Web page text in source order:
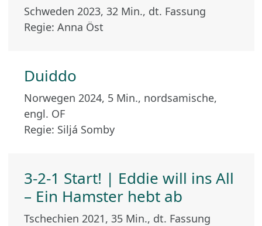
Schweden 2023, 32 Min., dt. Fassung
Regie: Anna Öst
Duiddo
Norwegen 2024, 5 Min., nordsamische,
engl. OF
Regie: Siljá Somby
3-2-1 Start! | Eddie will ins All
– Ein Hamster hebt ab
Tschechien 2021, 35 Min., dt. Fassung